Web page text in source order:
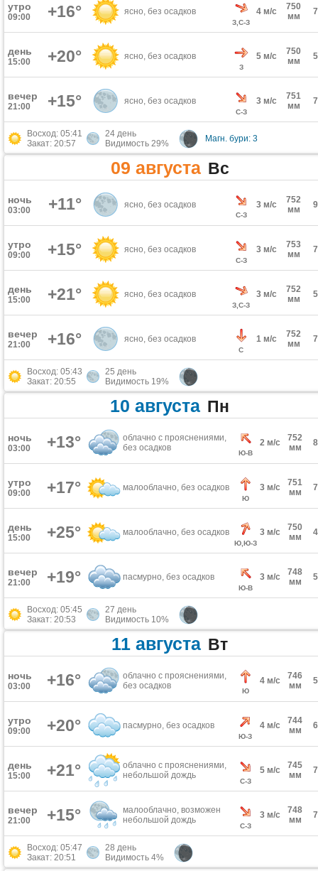
утро
09:00 +16° ясно, без осадков
З,С-З
4 м/с
750
мм
день
15:00 +20° ясно, без осадков
З
5 м/с
750
мм
вечер
21:00 +15° ясно, без осадков
С-З
3 м/с
751
мм
Восход: 05:41
Закат: 20:57
24 день
Видимость 29%
Магн. бури: 3
09 августа Вс
ночь
03:00 +11° ясно, без осадков
С-З
3 м/с
752
мм
утро
09:00 +15° ясно, без осадков
С-З
3 м/с
753
мм
день
15:00 +21° ясно, без осадков
З,С-З
3 м/с
752
мм
вечер
21:00 +16° ясно, без осадков
С
1 м/с
752
мм
Восход: 05:43
Закат: 20:55
25 день
Видимость 19%
10 августа Пн
ночь
03:00 +13°
облачно с прояснениями,
без осадков
Ю-В
2 м/с
752
мм
утро
09:00 +17° малооблачно, без осадков
Ю
3 м/с
751
мм
день
15:00 +25° малооблачно, без осадков
Ю,Ю-З
3 м/с
750
мм
вечер
21:00 +19° пасмурно, без осадков
Ю-В
3 м/с
748
мм
Восход: 05:45
Закат: 20:53
27 день
Видимость 10%
11 августа Вт
ночь
03:00 +16°
облачно с прояснениями,
без осадков
Ю
4 м/с
746
мм
утро
09:00 +20° пасмурно, без осадков
Ю-З
4 м/с
744
мм
день
15:00 +21°
облачно с прояснениями,
небольшой дождь
С-З
5 м/с
745
мм
вечер
21:00 +15°
малооблачно, возможен
небольшой дождь
С-З
3 м/с
748
мм
Восход: 05:47
Закат: 20:51
28 день
Видимость 4%